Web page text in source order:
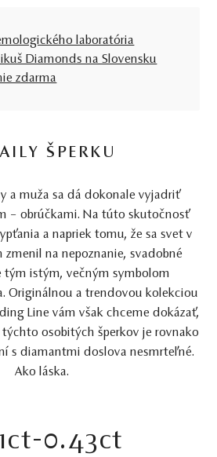
laboratória
Diamonds na Slovensku
zdarma
ŠPERKU
a muža sa dá dokonale vyjadriť
– obrúčkami. Na túto skutočnosť
a napriek tomu, že sa svet v
na nepoznanie, svadobné
tým istým, večným symbolom
Originálnou a trendovou kolekciou
Line vám však chceme dokázať,
osobitých šperkov je rovnako
s diamantmi doslova nesmrteľné.
Ako láska.
0.43ct